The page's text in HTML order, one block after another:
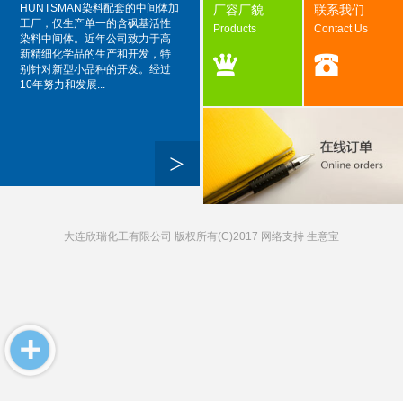
>
HUNTSMAN染料配套的中间体加
工厂，仅生产单一的含砜基活性
染料中间体。近年公司致力于高
新精细化学品的生产和开发，特
别针对新型小品种的开发。经过
10年努力和发展...
厂容厂貌
Products
联系我们
Contact Us
大连欣瑞化工有限公司 版权所有(C)2017 网络支持 生意宝